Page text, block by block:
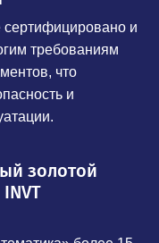
сертифицировано и
требованиям
что
и
золотой